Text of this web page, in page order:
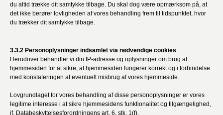
du altid trække dit samtykke tilbage. Du skal dog være opmærksom på, at
det ikke berører lovligheden af vores behandling frem til tidspunktet, hvor
du trækker dit samtykke tilbage.
3.3.2 Personoplysninger indsamlet via nødvendige cookies
Herudover behandler vi din IP-adresse og oplysninger om brug af
hjemmesiden for at sikre, at hjemmesiden fungerer korrekt og i forbindelse
med konstateringen af eventuelt misbrug af vores hjemmeside.
Lovgrundlaget for vores behandling af disse personoplysninger er vores
legitime interesse i at sikre hjemmesidens funktionalitet og tilgængelighed,
jf. Databeskyttelsesforordningens art. 6, stk. 1(f).